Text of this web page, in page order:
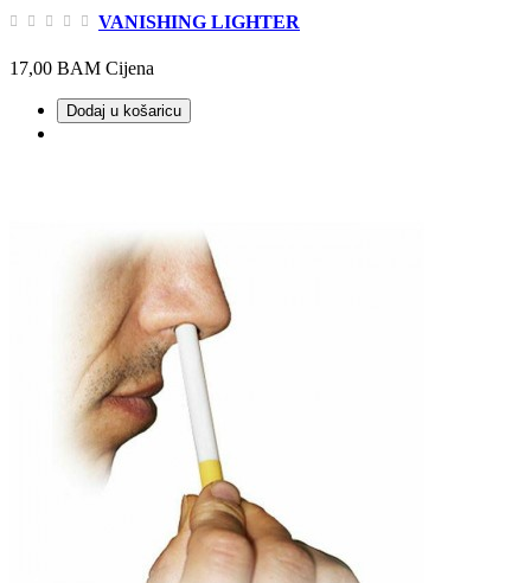
VANISHING LIGHTER
17,00 BAM Cijena
Dodaj u košaricu